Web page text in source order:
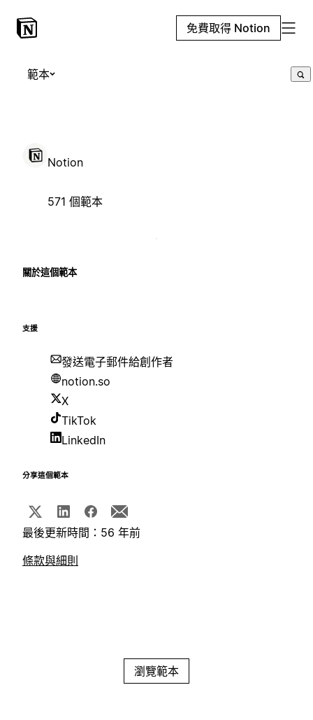
免費取得 Notion
範本
Notion
571 個範本
關於這個範本
支援
發送電子郵件給創作者
notion.so
X
TikTok
LinkedIn
分享這個範本
最後更新時間：56 年前
條款與細則
瀏覽範本